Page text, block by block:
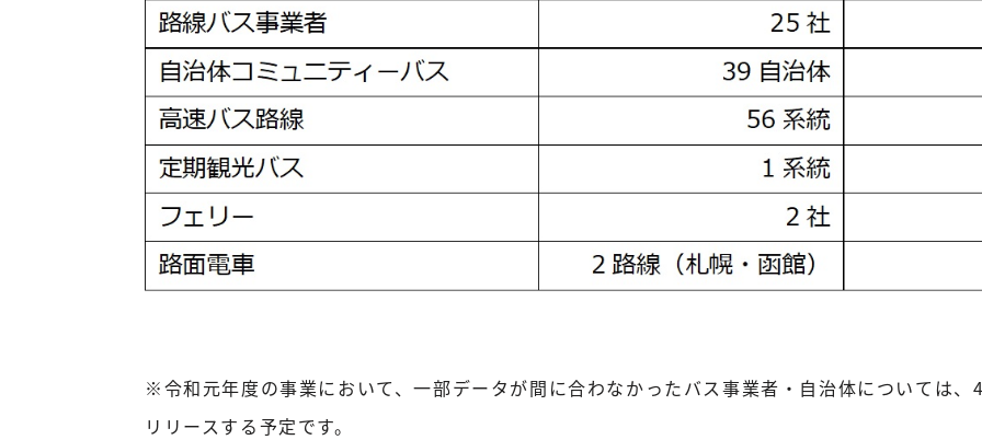
※令和元年度の事業において、一部データが間に合わなかったバス事業者・自治体については
リリースする予定です。